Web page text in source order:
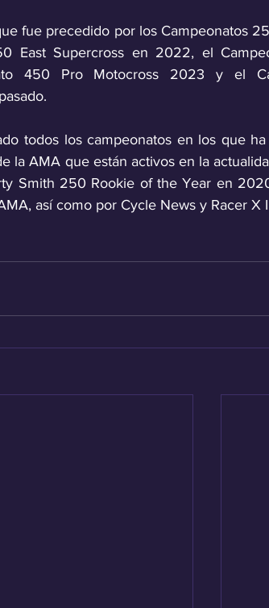
fue precedido por los Campeonatos
East Supercross en 2022, el
450 Pro Motocross 2023 y el
todos los campeonatos en los que
la AMA que están activos en la
Smith 250 Rookie of the Year en
así como por Cycle News y Racer X